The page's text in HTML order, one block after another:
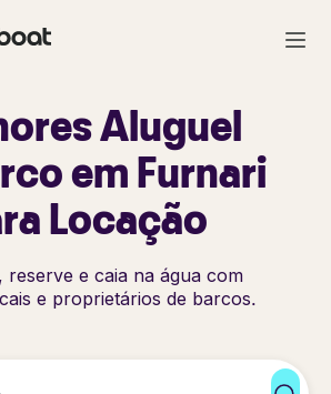
Aluguel
em Furnari
Locação
reserve e caia na água com
e proprietários de barcos.